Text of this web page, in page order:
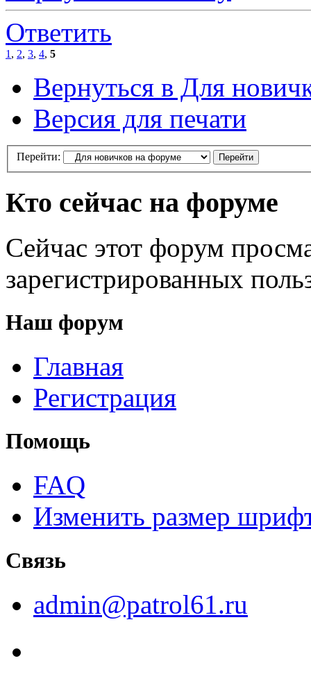
Ответить
1 , 2, 3, 4, 5
Вернуться в Для
Версия для печати
Перейти:
Кто сейчас на форуме
Сейчас этот форум
зарегистрированных
Наш форум
Главная
Регистрация
Помощь
FAQ
Изменить размер
Связь
admin@patrol61.ru